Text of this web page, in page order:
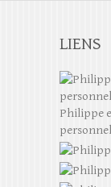
LIENS
Philippe
personnel